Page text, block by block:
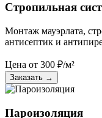
Стропильная
Монтаж мауэрлата,
антисептик и
Цена от 300 ₽/м²
Заказать →
Пароизоляция